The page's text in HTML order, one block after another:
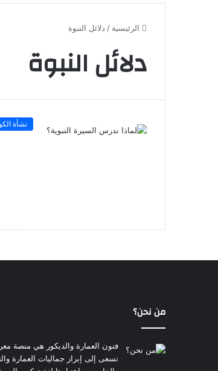
الرئيسية / دلائل النبوة
دلائل النبوة
نشأة
من نحن؟
فنون العمارة والديكور هي منصة
تسعى إلى إبراز جماليات العمارة